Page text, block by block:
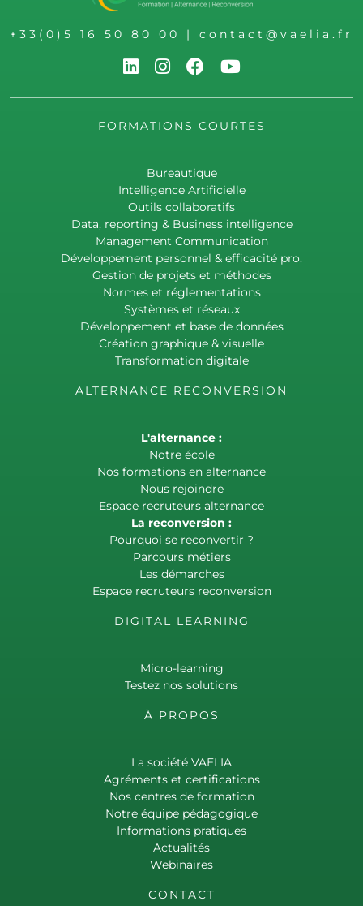
+33(0)5 16 50 80 00 | contact@vaelia.fr
FORMATIONS COURTES
Bureautique
Intelligence Artificielle
Outils collaboratifs
Data, reporting & Business intelligence
Management Communication
Développement personnel & efficacité pro.
Gestion de projets et méthodes
Normes et réglementations
Systèmes et réseaux
Développement et base de données
Création graphique & visuelle
Transformation digitale
ALTERNANCE RECONVERSION
L'alternance :
Notre école
Nos formations en alternance
Nous rejoindre
Espace recruteurs alternance
La reconversion :
Pourquoi se reconvertir ?
Parcours métiers
Les démarches
Espace recruteurs reconversion
DIGITAL LEARNING
Micro-learning
Testez nos solutions
À PROPOS
La société VAELIA
Agréments et certifications
Nos centres de formation
Notre équipe pédagogique
Informations pratiques
Actualités
Webinaires
CONTACT